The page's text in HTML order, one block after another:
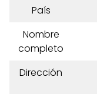
País
Nombre
completo
Dirección